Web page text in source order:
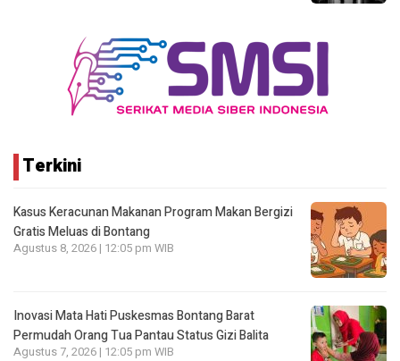
Terkini
Kasus Keracunan Makanan Program Makan Bergizi
Gratis Meluas di Bontang
Agustus 8, 2026 | 12:05 pm WIB
Inovasi Mata Hati Puskesmas Bontang Barat
Permudah Orang Tua Pantau Status Gizi Balita
Agustus 7, 2026 | 12:05 pm WIB